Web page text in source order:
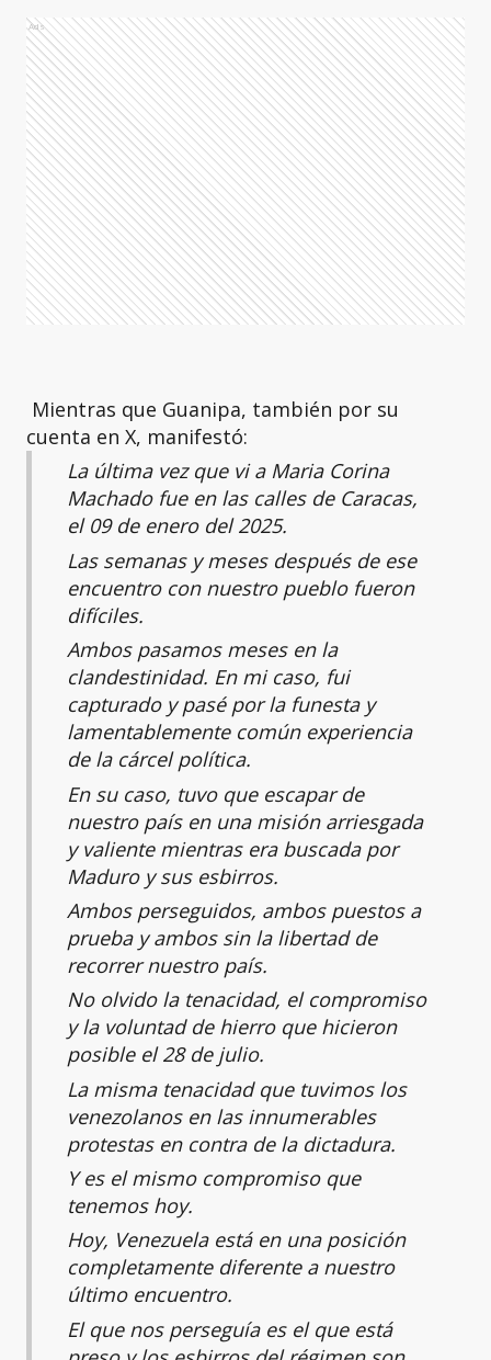
Ads
Mientras que Guanipa, también por su
cuenta en X, manifestó:
La última vez que vi a Maria Corina
Machado fue en las calles de Caracas,
el 09 de enero del 2025.
Las semanas y meses después de ese
encuentro con nuestro pueblo fueron
difíciles.
Ambos pasamos meses en la
clandestinidad. En mi caso, fui
capturado y pasé por la funesta y
lamentablemente común experiencia
de la cárcel política.
En su caso, tuvo que escapar de
nuestro país en una misión arriesgada
y valiente mientras era buscada por
Maduro y sus esbirros.
Ambos perseguidos, ambos puestos a
prueba y ambos sin la libertad de
recorrer nuestro país.
No olvido la tenacidad, el compromiso
y la voluntad de hierro que hicieron
posible el 28 de julio.
La misma tenacidad que tuvimos los
venezolanos en las innumerables
protestas en contra de la dictadura.
Y es el mismo compromiso que
tenemos hoy.
Hoy, Venezuela está en una posición
completamente diferente a nuestro
último encuentro.
El que nos perseguía es el que está